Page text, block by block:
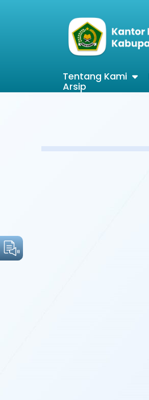
Tentang Kami
Arsip